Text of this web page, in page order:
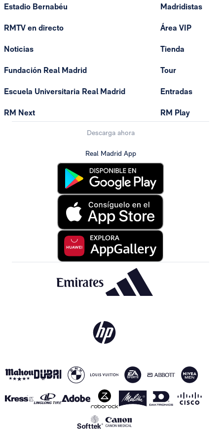
Estadio Bernabéu
RMTV en directo
Noticias
Fundación Real Madrid
Escuela Universitaria Real Madrid
RM Next
Madridistas
Área VIP
Tienda
Tour
Entradas
RM Play
Descarga ahora
Real Madrid App